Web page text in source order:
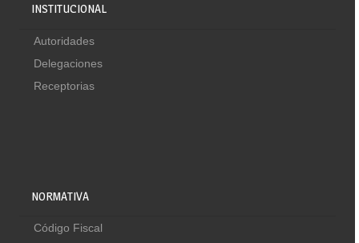
INSTITUCIONAL
Autoridades
Delegaciones
Receptorias
NORMATIVA
Código Fiscal